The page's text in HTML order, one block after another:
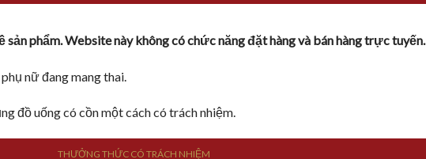
phẩm. Website này không có chức năng đặt hàng và bán hàng trực tuyến.
nữ đang mang thai.
đồ uống có cồn một cách có trách nhiệm.
THƯỞNG THỨC CÓ TRÁCH NHIỆM